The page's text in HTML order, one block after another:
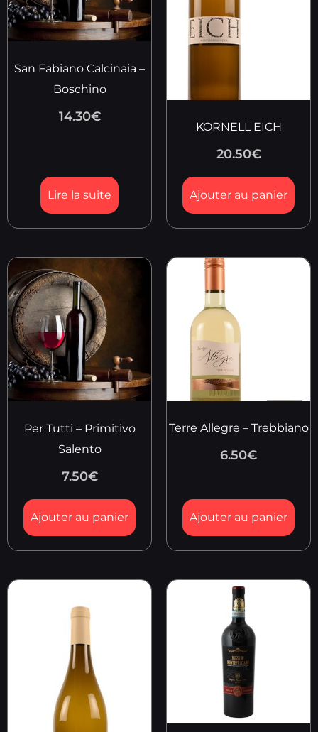
San Fabiano Calcinaia –
Boschino
14.30€
Lire la suite
KORNELL EICH
20.50€
Ajouter au panier
Per Tutti – Primitivo
Salento
7.50€
Ajouter au panier
Terre Allegre – Trebbiano
6.50€
Ajouter au panier